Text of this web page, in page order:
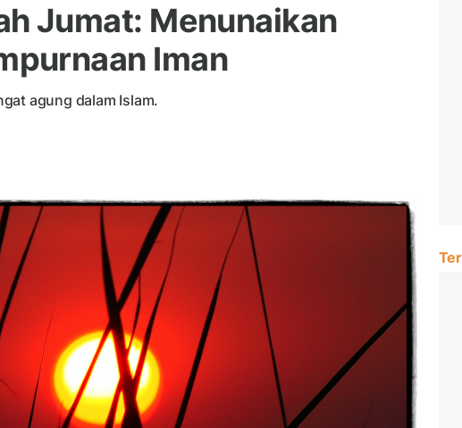
Jumat: Menunaikan
Iman
agung dalam Islam.